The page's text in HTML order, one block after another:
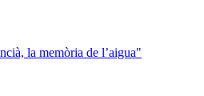
la memòria de l’aigua"